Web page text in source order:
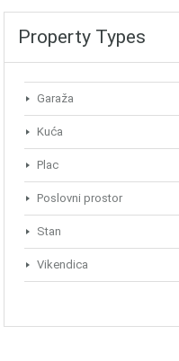
Property Types
Garaža
Kuća
Plac
Poslovni prostor
Stan
Vikendica